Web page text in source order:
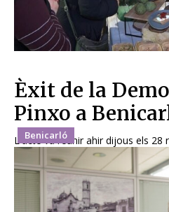
Benicarló
Èxit de la
Pinxo a
L'acte va reunir ahir dijous els 28